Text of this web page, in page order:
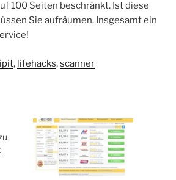
100 Seiten beschränkt. Ist diese
Sie aufräumen. Insgesamt ein
, lifehacks,scanner